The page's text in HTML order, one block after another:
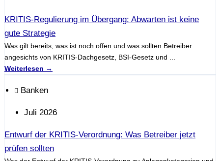
KRITIS-Regulierung im Übergang: Abwarten ist keine
gute Strategie
Was gilt bereits, was ist noch offen und was sollten Betreiber
angesichts von KRITIS-Dachgesetz, BSI-Gesetz und ...
Weiterlesen →
Banken
Juli 2026
Entwurf der KRITIS-Verordnung: Was Betreiber jetzt
prüfen sollten